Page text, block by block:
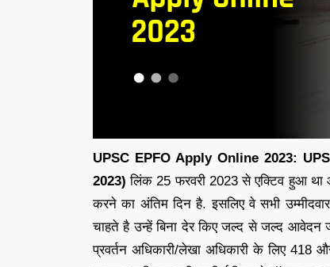
UPSC EPFO Apply Online 2023:
2023)लिंक 25 फरवरी 2023 से एक्टिव हुआ
करने का अंतिम दिन है. इसलिए वे सभी
चाहते है उन्हें बिना देर किए जल्द से जल्द
प्रवर्तन अधिकारी/लेखा अधिकारी के लिए 418